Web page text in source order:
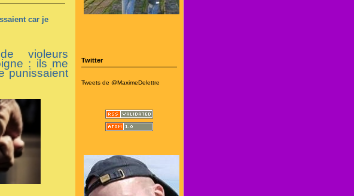
Twitter
Tweets de @MaximeDelettre
car je
violeurs
: ils me
punissaient